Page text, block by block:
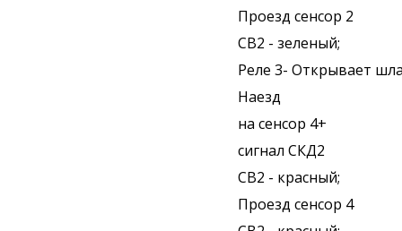
Проезд сенсор 2
СВ2 - зеленый;
Реле 3- Открывает
Наезд
на сенсор 4+
сигнал СКД2
СВ2 - красный;
Проезд сенсор 4